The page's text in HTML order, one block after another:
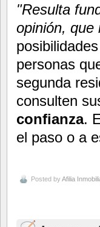
"Resulta
opinión,
personas
segunda
consulten
confianza.
el paso o a
Posted byAfilia